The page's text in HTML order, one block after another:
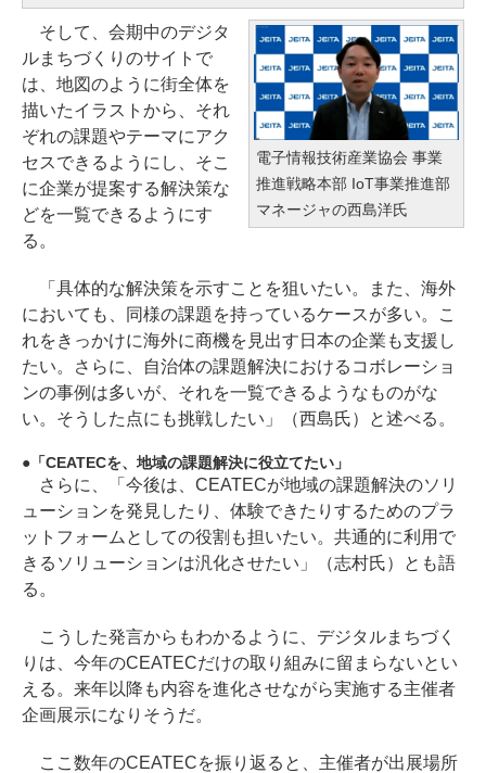
電子情報技術産業協会 事業
推進戦略本部 IoT事業推進部
マネージャの西島洋氏
そして、会期中のデジタ
ルまちづくりのサイトで
は、地図のように街全体を
描いたイラストから、それ
ぞれの課題やテーマにアク
セスできるようにし、そこ
に企業が提案する解決策な
どを一覧できるようにす
る。
「具体的な解決策を示すことを狙いたい。また、海外
においても、同様の課題を持っているケースが多い。こ
れをきっかけに海外に商機を見出す日本の企業も支援し
たい。さらに、自治体の課題解決におけるコボレーショ
ンの事例は多いが、それを一覧できるようなものがな
い。そうした点にも挑戦したい」（西島氏）と述べる。
「CEATECを、地域の課題解決に役立てたい」
さらに、「今後は、CEATECが地域の課題解決のソリ
ューションを発見したり、体験できたりするためのプラ
ットフォームとしての役割も担いたい。共通的に利用で
きるソリューションは汎化させたい」（志村氏）とも語
る。
こうした発言からもわかるように、デジタルまちづく
りは、今年のCEATECだけの取り組みに留まらないとい
える。来年以降も内容を進化させながら実施する主催者
企画展示になりそうだ。
ここ数年のCEATECを振り返ると、主催者が出展場所